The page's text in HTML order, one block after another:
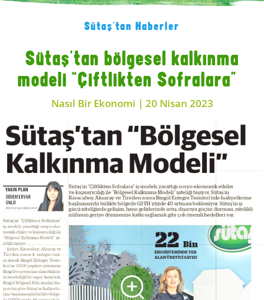
Sütaş'tan Haberler
Sütaş’tan bölgesel kalkınma
modeli “Çiftlikten Sofralara”
Nasıl Bir Ekonomi | 20 Nisan 2023